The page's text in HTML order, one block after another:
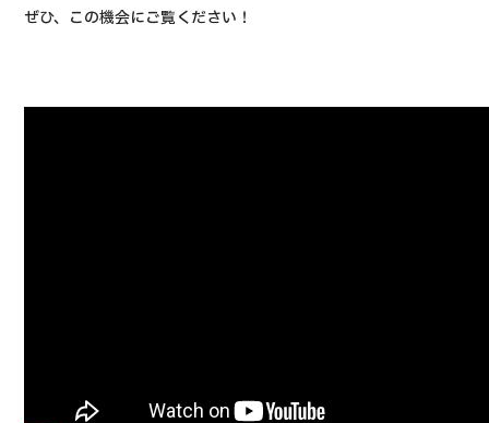
ぜひ、この機会にご覧ください！